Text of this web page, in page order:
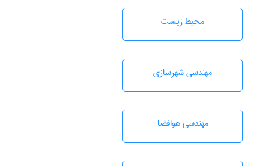
محيط زيست
مهندسی شهرسازی
مهندسی هوافضا